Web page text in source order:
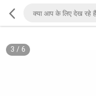
3 / 6